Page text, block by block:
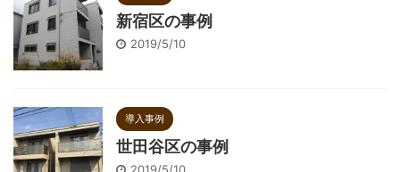
新宿区の事例
2019/5/10
導入事例
世田谷区の事例